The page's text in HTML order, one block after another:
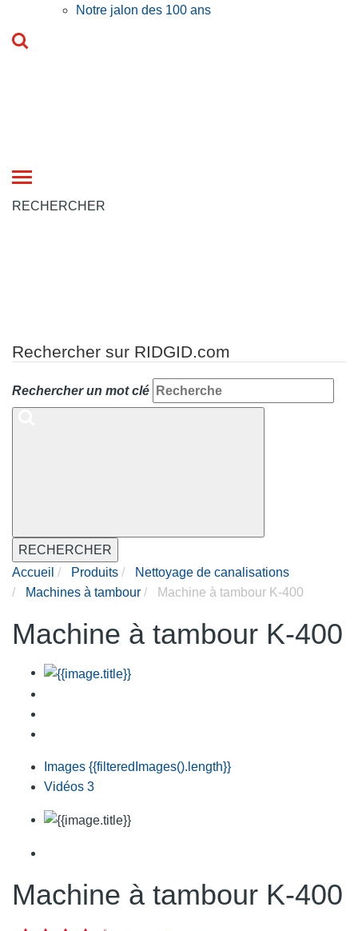
Notre jalon des 100 ans
Toggle
navigation
RECHERCHER
Rechercher sur RIDGID.com
Rechercher un mot clé
RECHERCHER
Accueil
Produits
Nettoyage de canalisations
Machines à tambour
Machine à tambour K-400
Machine à tambour K-400
Images {{filteredImages().length}}
Vidéos 3
Machine à tambour K-400